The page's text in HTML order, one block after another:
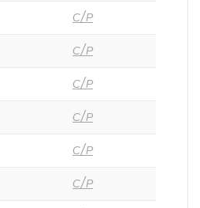
С/Р
С/Р
С/Р
С/Р
С/Р
С/Р